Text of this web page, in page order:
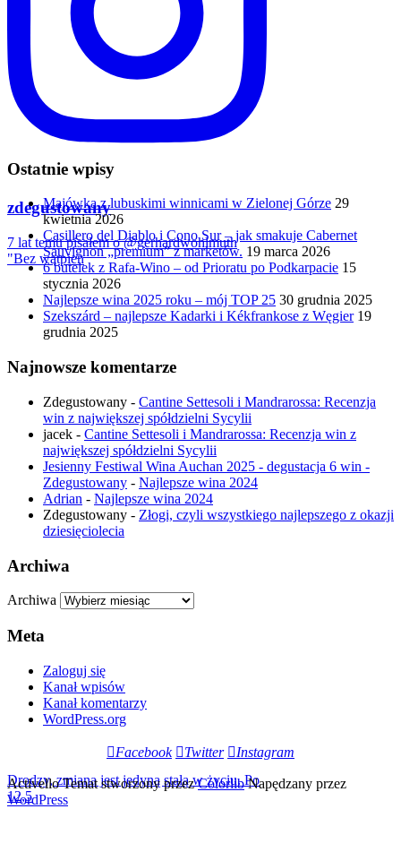
zdegustowany
7 lat temu pisałem o @gerhardwohlmuth
"Bez wątpien
Drodzy, zmiana jest jedyną stałą w życiu. Po
12,5
Ostatnie wpisy
Majówka z lubuskimi winnicami w Zielonej Górze 29
kwietnia 2026
Casillero del Diablo i Cono Sur – jak smakuje Cabernet
Sauvignon „premium” z marketów. 19 marca 2026
6 butelek z Rafa-Wino – od Prioratu po Podkarpacie 15
stycznia 2026
Najlepsze wina 2025 roku – mój TOP 25 30 grudnia 2025
Szekszárd – najlepsze Kadarki i Kékfrankose z Węgier 19
grudnia 2025
Najnowsze komentarze
Zdegustowany - Cantine Settesoli i Mandrarossa: Recenzja
win z największej spółdzielni Sycylii
jacek - Cantine Settesoli i Mandrarossa: Recenzja win z
największej spółdzielni Sycylii
Jesienny Festiwal Wina Auchan 2025 - degustacja 6 win -
Zdegustowany - Najlepsze wina 2024
Adrian - Najlepsze wina 2024
Zdegustowany - Złogi, czyli wszystkiego najlepszego z okazji
dziesięciolecia
Archiwa
Archiwa
Meta
Zaloguj się
Kanał wpisów
Kanał komentarzy
WordPress.org
Facebook Twitter Instagram
Activello Temat stworzony przezColorlibNapędzany przez
WordPress